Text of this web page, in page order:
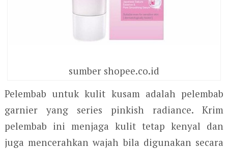
sumber shopee.co.id
Pelembab untuk kulit kusam adalah pelembab
garnier yang series pinkish radiance. Krim
pelembab ini menjaga kulit tetap kenyal dan
juga mencerahkan wajah bila digunakan secara